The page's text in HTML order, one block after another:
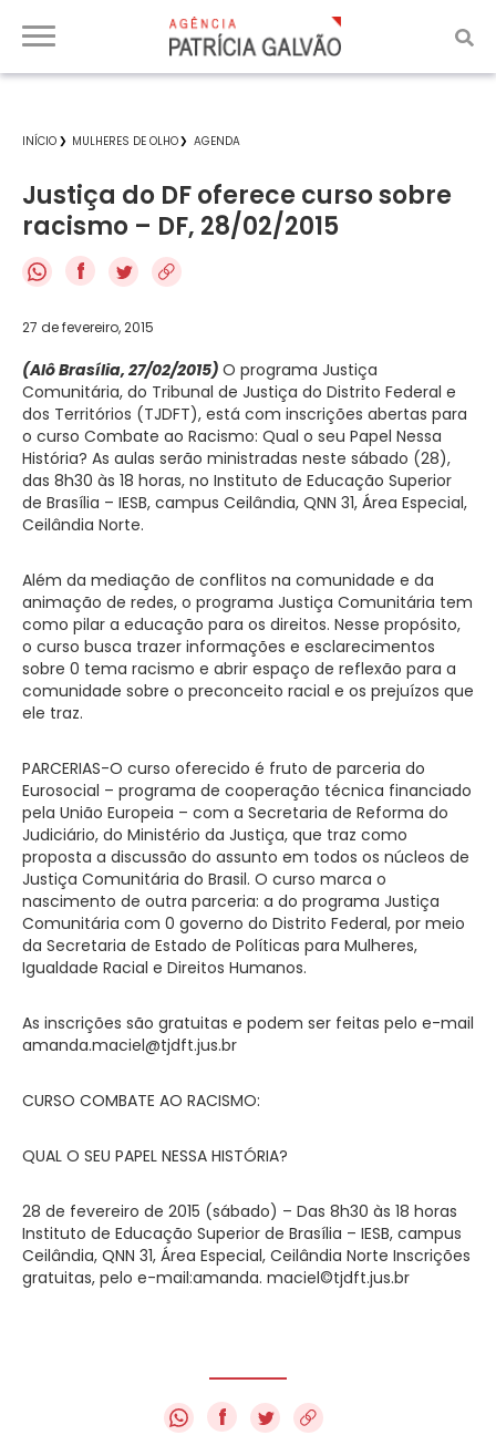
INÍCIO MULHERES DE OLHO AGENDA
Justiça do DF oferece curso sobre
racismo – DF, 28/02/2015
f
27 de fevereiro, 2015
(Alô Brasília, 27/02/2015) O programa Justiça
Comunitária, do Tribunal de Justiça do Distrito Federal e
dos Territórios (TJDFT), está com inscrições abertas para
o curso Combate ao Racismo: Qual o seu Papel Nessa
História? As aulas serão ministradas neste sábado (28),
das 8h30 às 18 horas, no Instituto de Educação Superior
de Brasília – IESB, campus Ceilândia, QNN 31, Área Especial,
Ceilândia Norte.
Além da mediação de conflitos na comunidade e da
animação de redes, o programa Justiça Comunitária tem
como pilar a educação para os direitos. Nesse propósito,
o curso busca trazer informações e esclarecimentos
sobre 0 tema racismo e abrir espaço de reflexão para a
comunidade sobre o preconceito racial e os prejuízos que
ele traz.
PARCERIAS-O curso oferecido é fruto de parceria do
Eurosocial – programa de cooperação técnica financiado
pela União Europeia – com a Secretaria de Reforma do
Judiciário, do Ministério da Justiça, que traz como
proposta a discussão do assunto em todos os núcleos de
Justiça Comunitária do Brasil. O curso marca o
nascimento de outra parceria: a do programa Justiça
Comunitária com 0 governo do Distrito Federal, por meio
da Secretaria de Estado de Políticas para Mulheres,
Igualdade Racial e Direitos Humanos.
As inscrições são gratuitas e podem ser feitas pelo e-mail
amanda.maciel@tjdft.jus.br
CURSO COMBATE AO RACISMO:
QUAL O SEU PAPEL NESSA HISTÓRIA?
28 de fevereiro de 2015 (sábado) – Das 8h30 às 18 horas
Instituto de Educação Superior de Brasília – IESB, campus
Ceilândia, QNN 31, Área Especial, Ceilândia Norte Inscrições
gratuitas, pelo e-mail:amanda. maciel©tjdft.jus.br
f